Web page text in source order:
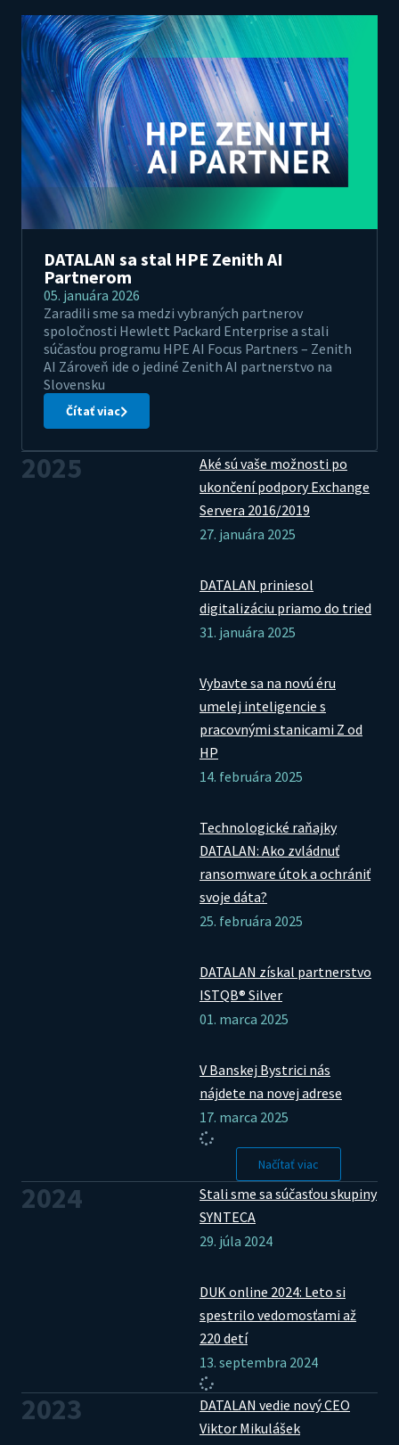
DATALAN sa stal HPE Zenith AI
Partnerom
05. januára 2026
Zaradili sme sa medzi vybraných partnerov
spoločnosti Hewlett Packard Enterprise a stali
súčasťou programu HPE AI Focus Partners – Zenith
AI Zároveň ide o jediné Zenith AI partnerstvo na
Slovensku
Čítať viac
2025
Aké sú vaše možnosti po
ukončení podpory Exchange
Servera 2016/2019
27. januára 2025
DATALAN priniesol
digitalizáciu priamo do tried
31. januára 2025
Vybavte sa na novú éru
umelej inteligencie s
pracovnými stanicami Z od
HP
14. februára 2025
Technologické raňajky
DATALAN: Ako zvládnuť
ransomware útok a ochrániť
svoje dáta?
25. februára 2025
DATALAN získal partnerstvo
ISTQB® Silver
01. marca 2025
V Banskej Bystrici nás
nájdete na novej adrese
17. marca 2025
Načítať viac
2024
Stali sme sa súčasťou skupiny
SYNTECA
29. júla 2024
DUK online 2024: Leto si
spestrilo vedomosťami až
220 detí
13. septembra 2024
2023
DATALAN vedie nový CEO
Viktor Mikulášek